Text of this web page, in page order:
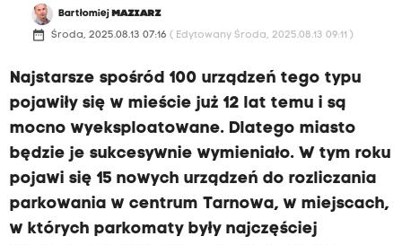
Bartłomiej MAZIARZ
date_range Środa, 2025.08.13 07:16 ( Edytowany Środa, 2025.08.13 09:11 )
Najstarsze spośród 100 urządzeń tego typu
pojawiły się w mieście już 12 lat temu i są
mocno wyeksploatowane. Dlatego miasto
będzie je sukcesywnie wymieniało. W tym roku
pojawi się 15 nowych urządzeń do rozliczania
parkowania w centrum Tarnowa, w miejscach,
w których parkomaty były najczęściej